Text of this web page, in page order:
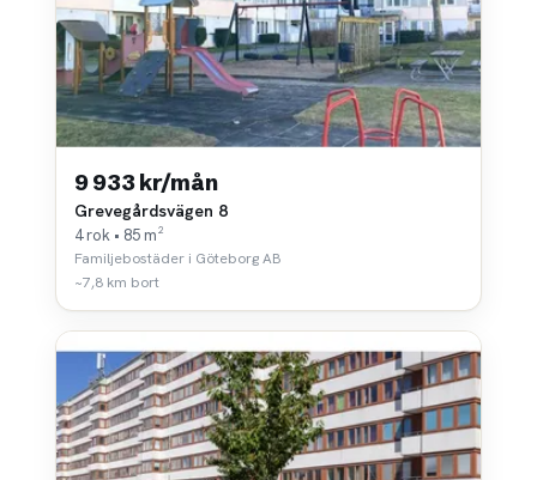
9 933 kr/mån
Grevegårdsvägen 8
4 rok • 85 m²
Familjebostäder i Göteborg AB
~7,8 km bort